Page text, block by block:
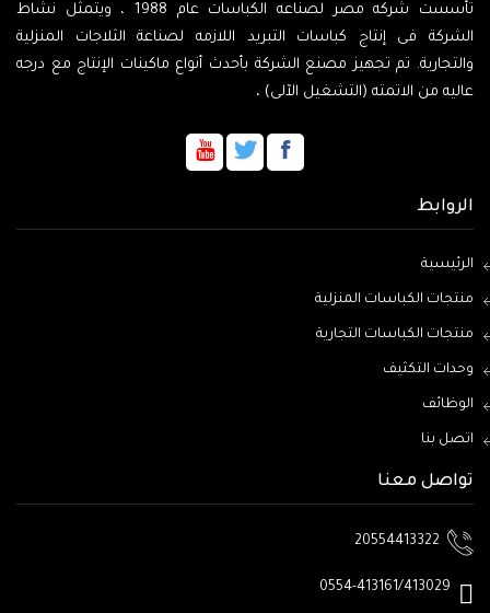
تأسست شركه مصر لصناعه الكباسات عام 1988 ، ويتمثل نشاط
الشركة فى إنتاج كباسات التبريد اللازمه لصناعة الثلاجات المنزلية
والتجارية. تم تجهيز مصنع الشركة بأحدث أنواع ماكينات الإنتاج مع درجه
عاليه من الاتمته (التشغيل الآلى) ،
الروابط
الرئيسية
منتجات الكباسات المنزلية
منتجات الكباسات التجارية
وحدات التكثيف
الوظائف
اتصل بنا
تواصل معنا
20554413322
0554-413161/413029